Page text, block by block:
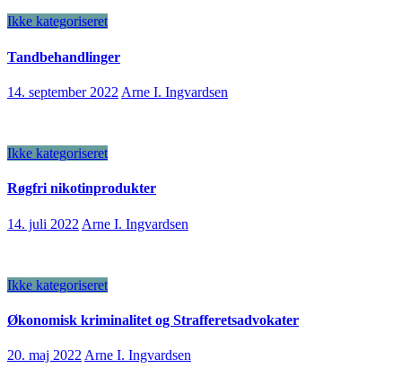
Ikke kategoriseret
Tandbehandlinger
14. september 2022 Arne I. Ingvardsen
Ikke kategoriseret
Røgfri nikotinprodukter
14. juli 2022 Arne I. Ingvardsen
Ikke kategoriseret
Økonomisk kriminalitet og Strafferetsadvokater
20. maj 2022 Arne I. Ingvardsen